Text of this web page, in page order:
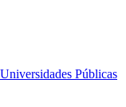
Públicas